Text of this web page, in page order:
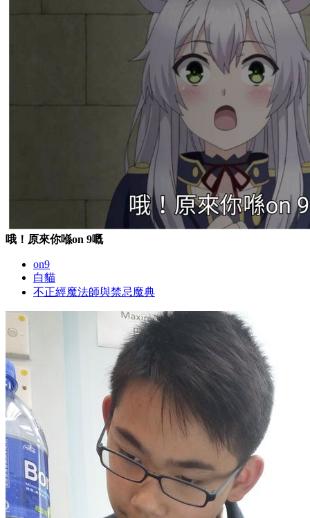
哦！原來你喺on 9嘅
on9
白貓
不正經魔法師與禁忌魔典